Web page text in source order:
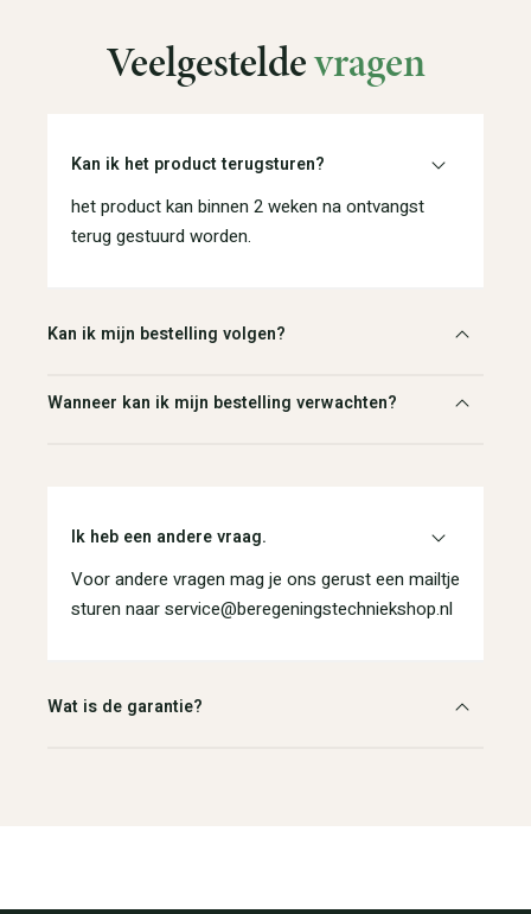
Veelgesteldevragen
Kan ik het product terugsturen?
het product kan binnen 2 weken na ontvangst
terug gestuurd worden.
Kan ik mijn bestelling volgen?
Wanneer kan ik mijn bestelling verwachten?
Ik heb een andere vraag.
Voor andere vragen mag je ons gerust een mailtje
sturen naar service@beregeningstechniekshop.nl
Wat is de garantie?